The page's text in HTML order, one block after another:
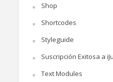
Shop
Shortcodes
Styleguide
Suscripción Exitosa a
Text Modules